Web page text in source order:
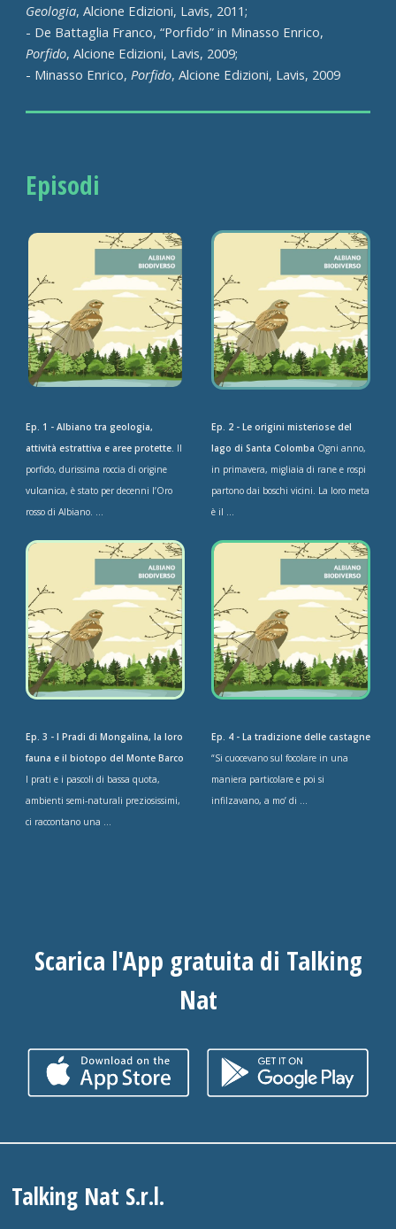
Geologia, Alcione Edizioni, Lavis, 2011;
- De Battaglia Franco, “Porfido” in Minasso Enrico,
Porfido, Alcione Edizioni, Lavis, 2009;
- Minasso Enrico, Porfido, Alcione Edizioni, Lavis, 2009
Episodi
Ep. 1 - Albiano tra geologia,
attività estrattiva e aree protette. Il
porfido, durissima roccia di origine
vulcanica, è stato per decenni l’Oro
rosso di Albiano. ...
Ep. 2 - Le origini misteriose del
lago di Santa Colomba Ogni anno,
in primavera, migliaia di rane e rospi
partono dai boschi vicini. La loro meta
è il ...
Ep. 3 - I Pradi di Mongalina, la loro
fauna e il biotopo del Monte Barco
I prati e i pascoli di bassa quota,
ambienti semi-naturali preziosissimi,
ci raccontano una ...
Ep. 4 - La tradizione delle castagne
“Si cuocevano sul focolare in una
maniera particolare e poi si
infilzavano, a mo’ di ...
Scarica l'App gratuita di Talking
Nat
Talking Nat S.r.l.